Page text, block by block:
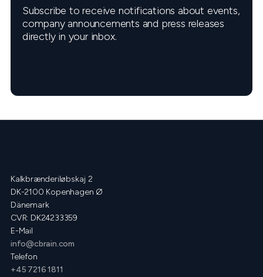
Subscribe to receive notifications about events,
company announcements and press releases
directly in your inbox.
Kalkbrænderiløbskaj 2
DK-2100 Kopenhagen Ø
Dänemark
CVR: DK24233359
E-Mail
info@cbrain.com
Telefon
+45 7216 1811